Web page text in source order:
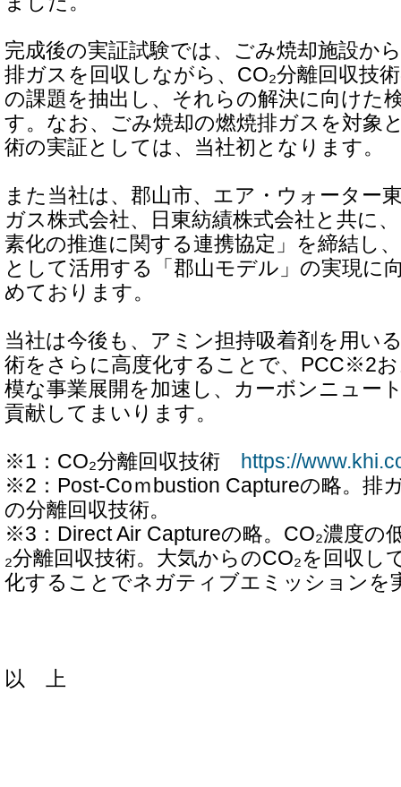
完成後の実証試験では、ごみ焼却施設か
排ガスを回収しながら、CO₂分離回収技
の課題を抽出し、それらの解決に向けた
す。なお、ごみ焼却の燃焼排ガスを対象
術の実証としては、当社初となります。
また当社は、郡山市、エア・ウォーター
ガス株式会社、日東紡績株式会社と共に
素化の推進に関する連携協定」を締結し
として活用する「郡山モデル」の実現に
めております。
当社は今後も、アミン担持吸着剤を用い
術をさらに高度化することで、PCC※2
模な事業展開を加速し、カーボンニュー
貢献してまいります。
※1：CO₂分離回収技術
https://
※2：Post-Coｍbustion Captureの略。排
の分離回収技術。
※3：Direct Air Captureの略。CO₂濃度の
₂分離回収技術。大気からのCO₂を回収し
化することでネガティブエミッションを
以 上